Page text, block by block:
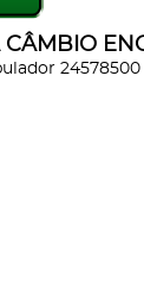
24578500